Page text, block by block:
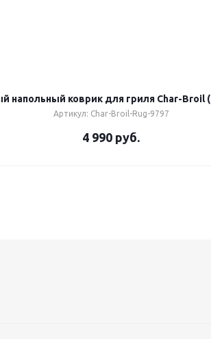
напольный коврик для гриля Char-Broil
Артикул: Char-Broil-Rug-9797
4 990 руб.